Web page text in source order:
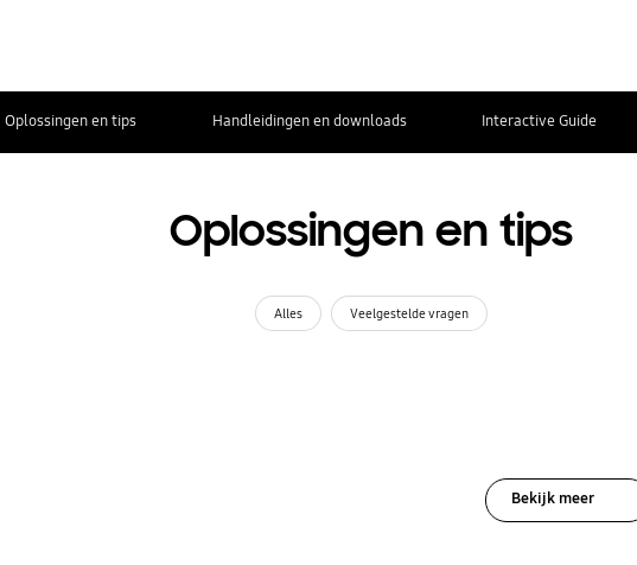
Oplossingen en tips Handleidingen en downloads Interactive Guide
Oplossingen en tips
Alles Veelgestelde vragen
Bekijk meer